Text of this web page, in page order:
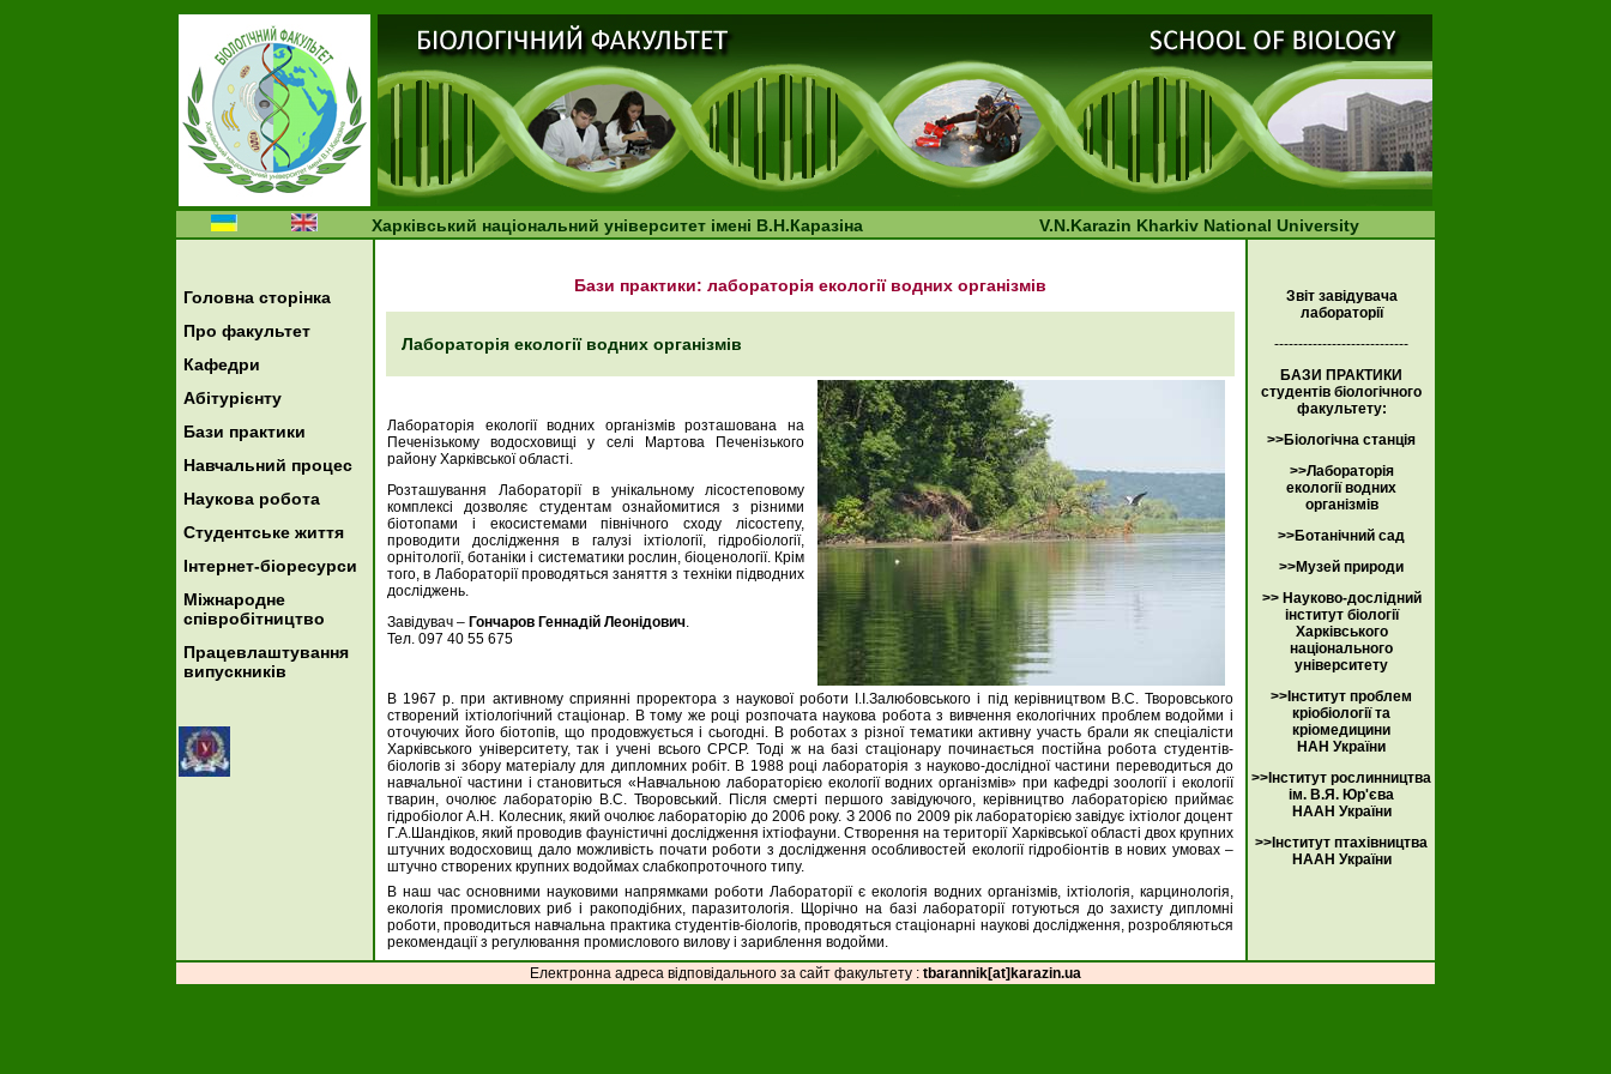
Харківський національний університет імені В.Н.Каразіна V.N.Karazin Kharkiv National University
Головна сторінка
Про факультет
Кафедри
Абітурієнту
Бази практики
Навчальний процес
Наукова робота
Студентське життя
Інтернет-біоресурси
Міжнародне
співробітництво
Працевлаштування
випускників
Бази практики: лабораторія екології водних організмів
Лабораторія екології водних організмів
Лабораторія екології водних організмів розташована на
Печенізькому водосховищі у селі Мартова Печенізького
району Харківської області.
Розташування Лабораторії в унікальному лісостеповому
комплексі дозволяє студентам ознайомитися з різними
біотопами і екосистемами північного сходу лісостепу,
проводити дослідження в галузі іхтіології, гідробіології,
орнітології, ботаніки і систематики рослин, біоценології. Крім
того, в Лабораторії проводяться заняття з техніки підводних
досліджень.
Завідувач – Гончаров Геннадій Леонідович.
Тел. 097 40 55 675
В 1967 р. при активному сприянні проректора з наукової роботи І.І.Залюбовського і під керівництвом В.С. Творовського
створений іхтіологічний стаціонар. В тому же році розпочата наукова робота з вивчення екологічних проблем водойми і
оточуючих його біотопів, що продовжується і сьогодні. В роботах з різної тематики активну участь брали як спеціалісти
Харківського університету, так і учені всього СРСР. Тоді ж на базі стаціонару починається постійна робота студентів-
біологів зі збору матеріалу для дипломних робіт. В 1988 році лабораторія з науково-дослідної частини переводиться до
навчальної частини і становиться «Навчальною лабораторією екології водних організмів» при кафедрі зоології і екології
тварин, очолює лабораторію В.С. Творовський. Після смерті першого завідуючого, керівництво лабораторією приймає
гідробіолог А.Н. Колесник, який очолює лабораторію до 2006 року. З 2006 по 2009 рік лабораторією завідує іхтіолог доцент
Г.А.Шандіков, який проводив фауністичні дослідження іхтіофауни. Створення на території Харківської області двох крупних
штучних водосховищ дало можливість почати роботи з дослідження особливостей екології гідробіонтів в нових умовах –
штучно створених крупних водоймах слабкопроточного типу.
В наш час основними науковими напрямками роботи Лабораторії є екологія водних організмів, іхтіологія, карцинологія,
екологія промислових риб і ракоподібних, паразитологія. Щорічно на базі лабораторії готуються до захисту дипломні
роботи, проводиться навчальна практика студентів-біологів, проводяться стаціонарні наукові дослідження, розробляються
рекомендації з регулювання промислового вилову і зариблення водойми.
Звіт завідувача
лабораторії
----------------------------
БАЗИ ПРАКТИКИ
студентів біологічного
факультету:
>>Біологічна станція
>>Лабораторія
екології водних
організмів
>>Ботанічний сад
>>Музей природи
>> Науково-дослідний
інститут біології
Харківського
національного
університету
>>Інститут проблем
кріобіології та
кріомедицини
НАН України
>>Інститут рослинництва
ім. В.Я. Юр'єва
НААН України
>>Інститут птахівництва
НААН України
Електронна адреса відповідального за сайт факультету : tbarannik[at]karazin.ua